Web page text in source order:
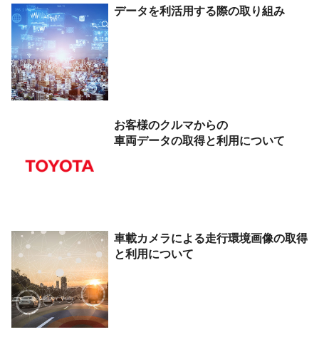
データを利活用する際の取り組み
お客様のクルマからの
車両データの取得と利用について
車載カメラによる走行環境画像の取得
と利用について